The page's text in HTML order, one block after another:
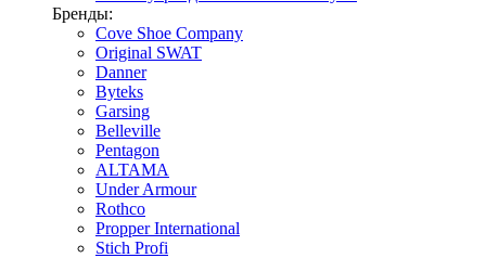
Бренды:
Cove Shoe Company
Original SWAT
Danner
Byteks
Garsing
Belleville
Pentagon
ALTAMA
Under Armour
Rothco
Propper International
Stich Profi